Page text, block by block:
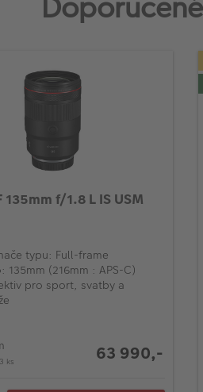
135mm f/1.8 L IS USM
typu: Full-frame
135mm (216mm : APS-C)
pro sport, svatby a
ks 63 990,-